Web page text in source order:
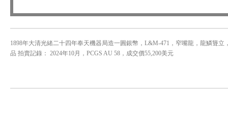
1898年大清光緒二十四年奉天機器局造一圓銀幣，L&M-471，窄嘴龍，龍鱗聳
品 拍賣記錄： 2024年10月，PCGS AU 58，成交價55,200美元